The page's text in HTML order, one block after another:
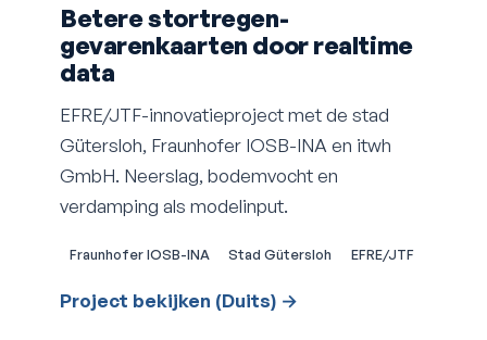
Betere stortregen-
gevarenkaarten door realtime
data
EFRE/JTF-innovatieproject met de stad
Gütersloh, Fraunhofer IOSB-INA en itwh
GmbH. Neerslag, bodemvocht en
verdamping als modelinput.
Fraunhofer IOSB-INA Stad Gütersloh EFRE/JTF
Project bekijken (Duits) →